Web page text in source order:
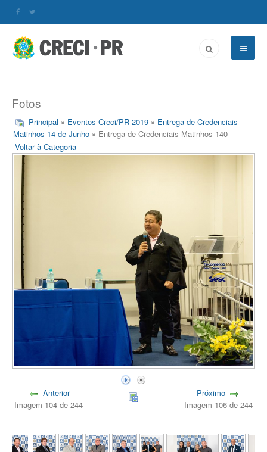
Fotos
Principal » Eventos Creci/PR 2019 » Entrega de Credenciais -
Matinhos 14 de Junho » Entrega de Credenciais Matinhos-140
Voltar à Categoria
Anterior
Imagem 104 de 244
Próximo
Imagem 106 de 244